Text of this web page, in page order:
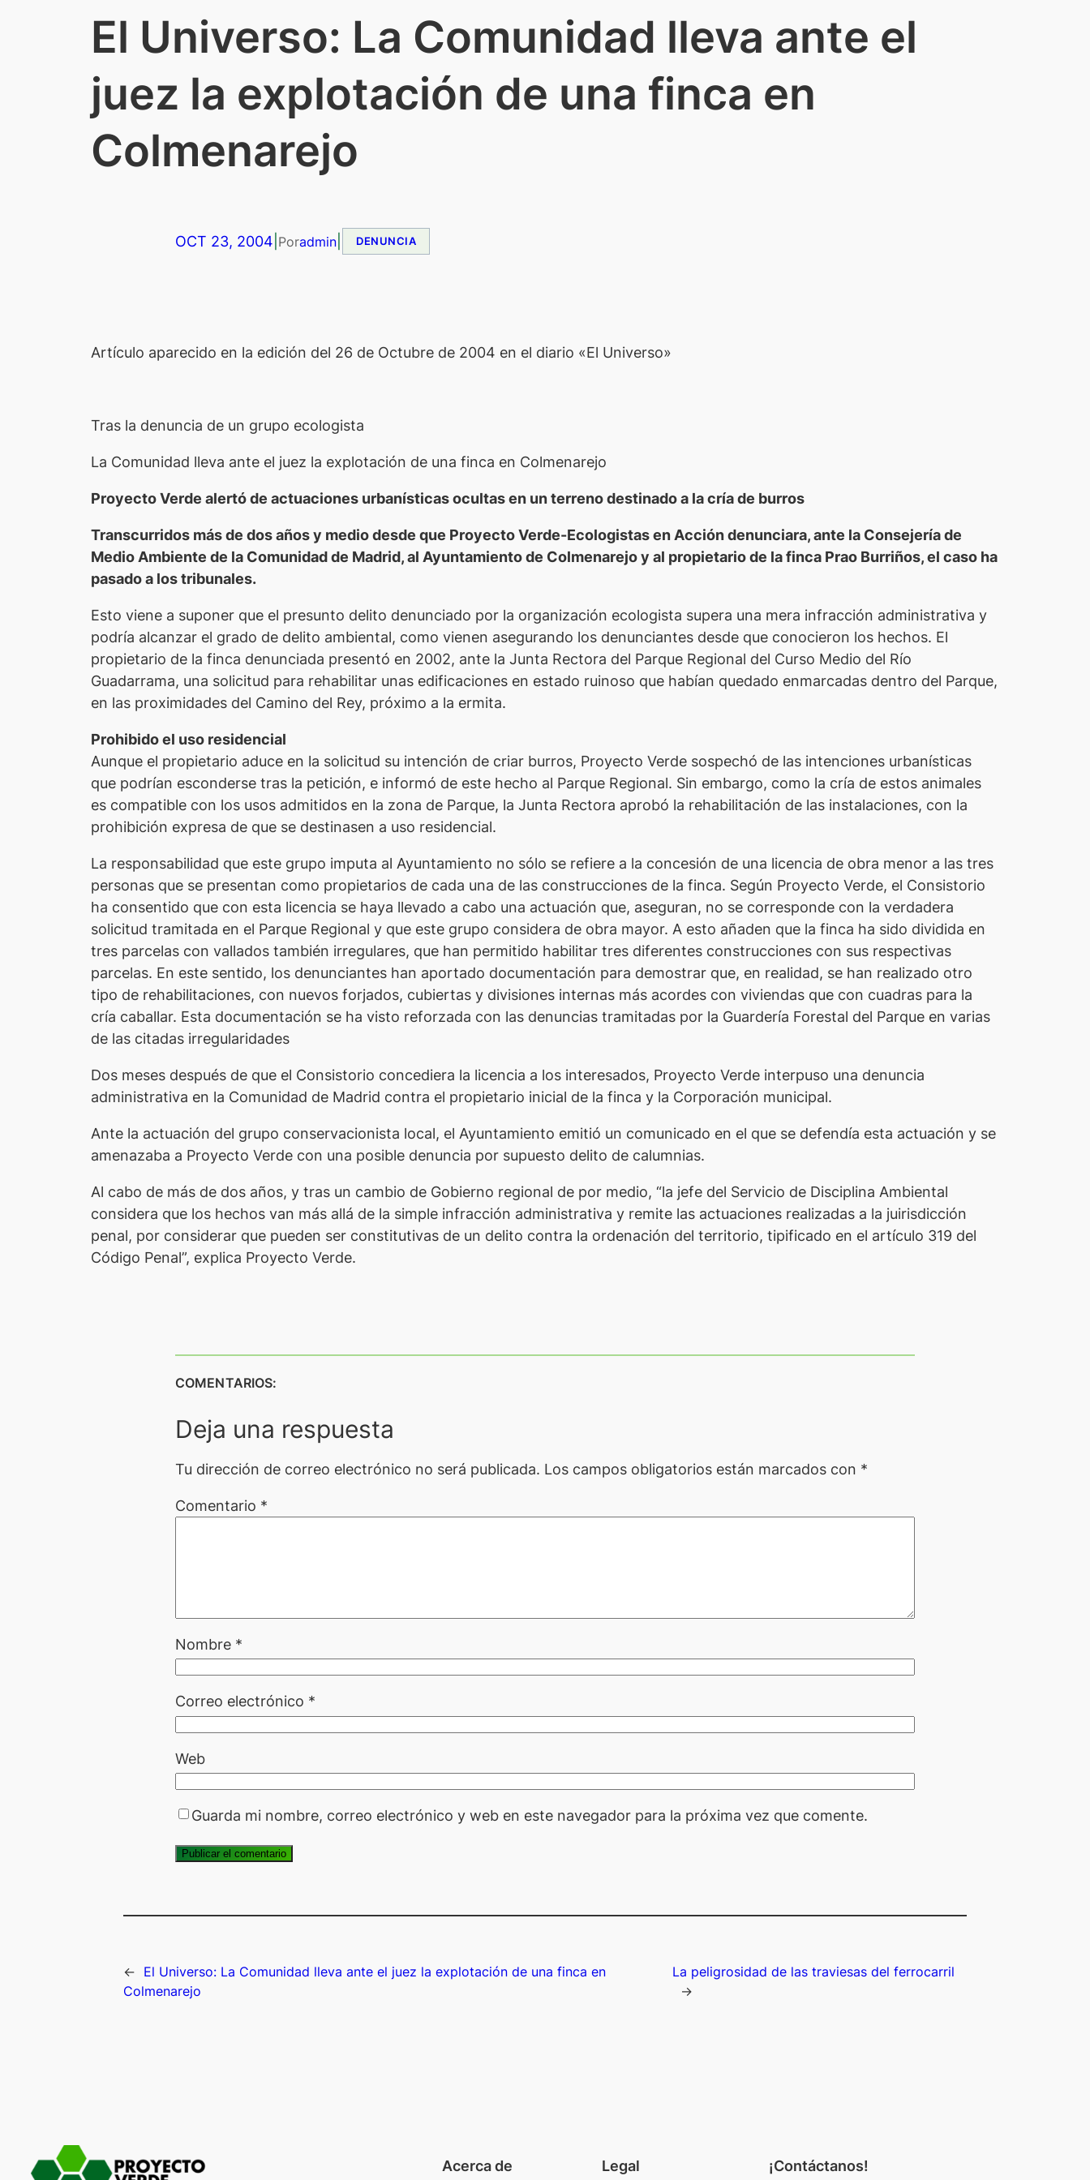
El Universo: La Comunidad lleva ante el
juez la explotación de una finca en
Colmenarejo
OCT 23, 2004 Poradmin DENUNCIA
Artículo aparecido en la edición del 26 de Octubre de 2004 en el diario «El Universo»
Tras la denuncia de un grupo ecologista
La Comunidad lleva ante el juez la explotación de una finca en Colmenarejo
Proyecto Verde alertó de actuaciones urbanísticas ocultas en un terreno destinado a la cría de burros
Transcurridos más de dos años y medio desde que Proyecto Verde-Ecologistas en Acción denunciara, ante la Consejería de
Medio Ambiente de la Comunidad de Madrid, al Ayuntamiento de Colmenarejo y al propietario de la finca Prao Burriños, el caso ha
pasado a los tribunales.
Esto viene a suponer que el presunto delito denunciado por la organización ecologista supera una mera infracción administrativa y
podría alcanzar el grado de delito ambiental, como vienen asegurando los denunciantes desde que conocieron los hechos. El
propietario de la finca denunciada presentó en 2002, ante la Junta Rectora del Parque Regional del Curso Medio del Río
Guadarrama, una solicitud para rehabilitar unas edificaciones en estado ruinoso que habían quedado enmarcadas dentro del Parque,
en las proximidades del Camino del Rey, próximo a la ermita.
Prohibido el uso residencial
Aunque el propietario aduce en la solicitud su intención de criar burros, Proyecto Verde sospechó de las intenciones urbanísticas
que podrían esconderse tras la petición, e informó de este hecho al Parque Regional. Sin embargo, como la cría de estos animales
es compatible con los usos admitidos en la zona de Parque, la Junta Rectora aprobó la rehabilitación de las instalaciones, con la
prohibición expresa de que se destinasen a uso residencial.
La responsabilidad que este grupo imputa al Ayuntamiento no sólo se refiere a la concesión de una licencia de obra menor a las tres
personas que se presentan como propietarios de cada una de las construcciones de la finca. Según Proyecto Verde, el Consistorio
ha consentido que con esta licencia se haya llevado a cabo una actuación que, aseguran, no se corresponde con la verdadera
solicitud tramitada en el Parque Regional y que este grupo considera de obra mayor. A esto añaden que la finca ha sido dividida en
tres parcelas con vallados también irregulares, que han permitido habilitar tres diferentes construcciones con sus respectivas
parcelas. En este sentido, los denunciantes han aportado documentación para demostrar que, en realidad, se han realizado otro
tipo de rehabilitaciones, con nuevos forjados, cubiertas y divisiones internas más acordes con viviendas que con cuadras para la
cría caballar. Esta documentación se ha visto reforzada con las denuncias tramitadas por la Guardería Forestal del Parque en varias
de las citadas irregularidades
Dos meses después de que el Consistorio concediera la licencia a los interesados, Proyecto Verde interpuso una denuncia
administrativa en la Comunidad de Madrid contra el propietario inicial de la finca y la Corporación municipal.
Ante la actuación del grupo conservacionista local, el Ayuntamiento emitió un comunicado en el que se defendía esta actuación y se
amenazaba a Proyecto Verde con una posible denuncia por supuesto delito de calumnias.
Al cabo de más de dos años, y tras un cambio de Gobierno regional de por medio, “la jefe del Servicio de Disciplina Ambiental
considera que los hechos van más allá de la simple infracción administrativa y remite las actuaciones realizadas a la juirisdicción
penal, por considerar que pueden ser constitutivas de un delito contra la ordenación del territorio, tipificado en el artículo 319 del
Código Penal”, explica Proyecto Verde.
COMENTARIOS:
Deja una respuesta
Tu dirección de correo electrónico no será publicada. Los campos obligatorios están marcados con *
Comentario *
Nombre *
Correo electrónico *
Web
Guarda mi nombre, correo electrónico y web en este navegador para la próxima vez que comente.
← El Universo: La Comunidad lleva ante el juez la explotación de una finca en
Colmenarejo
La peligrosidad de las traviesas del ferrocarril
→
Acerca de Legal ¡Contáctanos!